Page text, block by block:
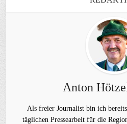
Anton
Als freier Journalist bin ich
täglichen Pressearbeit für die